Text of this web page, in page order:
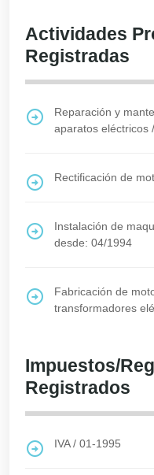
Actividades
Registradas
Reparación y
aparatos eléctricos /
Rectificación de
Instalación de
desde: 04/1994
Fabricación de
transformadores
Impuestos/
Registrados
IVA/ 01-1995